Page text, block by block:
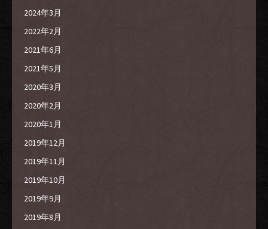
2024年3月
2022年2月
2021年6月
2021年5月
2020年3月
2020年2月
2020年1月
2019年12月
2019年11月
2019年10月
2019年9月
2019年8月